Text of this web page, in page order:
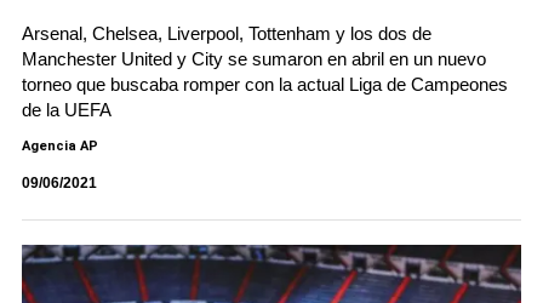
Arsenal, Chelsea, Liverpool, Tottenham y los dos de
Manchester United y City se sumaron en abril en un nuevo
torneo que buscaba romper con la actual Liga de Campeones
de la UEFA
Agencia AP
09/06/2021